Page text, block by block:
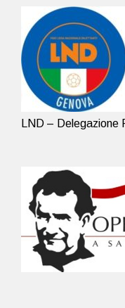
LND – Delegazione